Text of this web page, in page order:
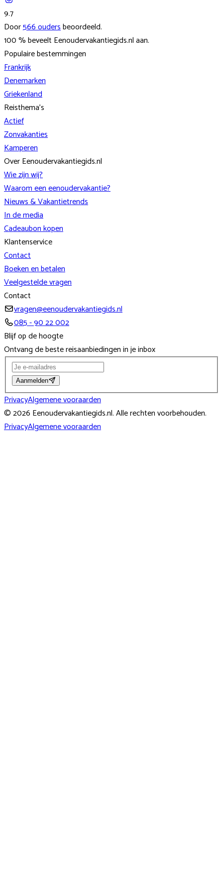
9.7
Door566oudersbeoordeeld.
100% beveelt Eenoudervakantiegids.nlaan.
Populaire bestemmingen
Frankrijk
Denemarken
Griekenland
Reisthema's
Actief
Zonvakanties
Kamperen
Over Eenoudervakantiegids.nl
Wie zijn wij?
Waarom een eenoudervakantie?
Nieuws & Vakantietrends
In de media
Cadeaubon kopen
Klantenservice
Contact
Boeken en betalen
Veelgestelde vragen
Contact
vragen@eenoudervakantiegids.nl
085 - 90 22 002
Blijf op de hoogte
Ontvang de beste reisaanbiedingen in je inbox
Aanmelden
PrivacyAlgemene vooraarden
©2026 Eenoudervakantiegids.nl. Alle rechten voorbehouden.
PrivacyAlgemene vooraarden